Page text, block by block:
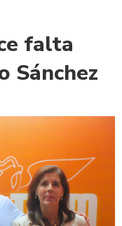
falta
Sánchez